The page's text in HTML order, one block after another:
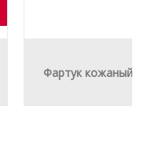
Фартук кожаный